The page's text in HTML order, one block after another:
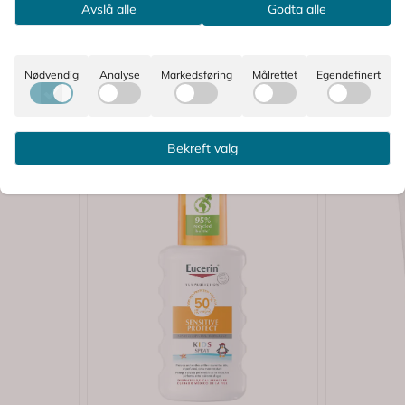
Avslå alle Godta alle
Nødvendig Analyse Markedsføring Målrettet Egendefinert
Bekreft valg